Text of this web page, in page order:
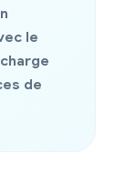
le
de